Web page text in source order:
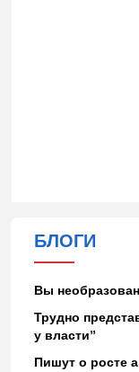
БЛОГИ
Вы
Трудно
у власти”
Пишут о росте